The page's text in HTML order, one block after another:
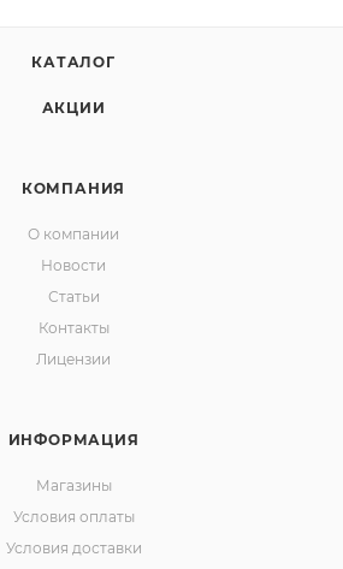
КАТАЛОГ
АКЦИИ
КОМПАНИЯ
О компании
Новости
Статьи
Контакты
Лицензии
ИНФОРМАЦИЯ
Магазины
Условия оплаты
Условия доставки